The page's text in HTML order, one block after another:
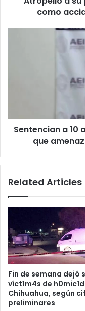
como
que
amenazó
Juárez
Sentencian a 10
que
Related Articles
Fin de semana dejó
víct1m4s de
Chihuahua, según
preliminares